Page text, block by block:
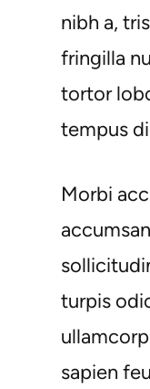
nibh a,
fringilla
tortor
tempus
Morbi
turpis
sapien